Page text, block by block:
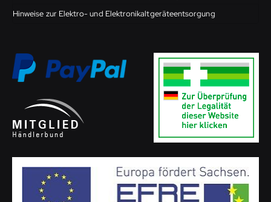
Hinweise zur Elektro- und Elektronikaltgeräteentsorgung